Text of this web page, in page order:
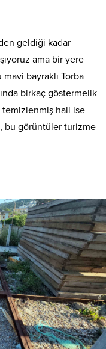
geldiği kadar
ama bir yere
bayraklı Torba
birkaç göstermelik
temizlenmiş hali ise
bu görüntüler turizme